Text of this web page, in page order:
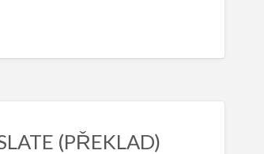
(PŘEKLAD)